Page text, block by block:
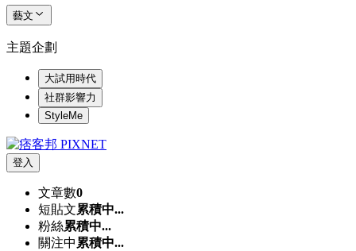
藝文
主題企劃
大試用時代
社群影響力
StyleMe
登入
文章數0
短貼文累積中...
粉絲累積中...
關注中 累積中...